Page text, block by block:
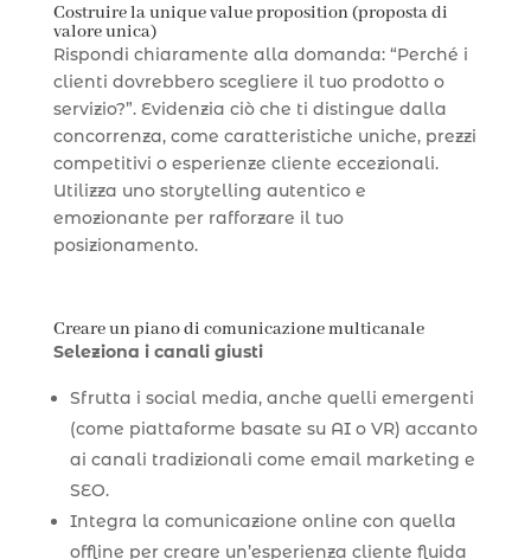
Costruire la unique value proposition (proposta di
valore unica)
Rispondi chiaramente alla domanda: “Perché i
clienti dovrebbero scegliere il tuo prodotto o
servizio?”. Evidenzia ciò che ti distingue dalla
concorrenza, come caratteristiche uniche, prezzi
competitivi o esperienze cliente eccezionali.
Utilizza uno storytelling autentico e
emozionante per rafforzare il tuo
posizionamento.
Creare un piano di comunicazione multicanale
Seleziona i canali giusti
Sfrutta i social media, anche quelli emergenti
(come piattaforme basate su AI o VR) accanto
ai canali tradizionali come email marketing e
SEO.
Integra la comunicazione online con quella
offline per creare un’esperienza cliente fluida